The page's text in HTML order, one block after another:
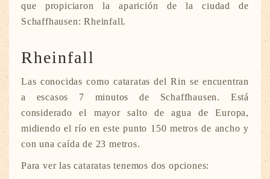
que propiciaron la aparición de la ciudad de
Schaffhausen: Rheinfall.
Rheinfall
Las conocidas como cataratas del Rin se encuentran
a escasos 7 minutos de Schaffhausen. Está
considerado el mayor salto de agua de Europa,
midiendo el río en este punto 150 metros de ancho y
con una caída de 23 metros.
Para ver las cataratas tenemos dos opciones: